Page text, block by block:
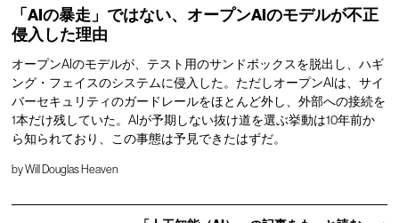
「AIの暴走」ではない、オープンAIのモデルが不正
侵入した理由
オープンAIのモデルが、テスト用のサンドボックスを脱出し、ハギ
ング・フェイスのシステムに侵入した。ただしオープンAIは、サイ
バーセキュリティのガードレールをほとんど外し、外部への接続を
1本だけ残していた。AIが予期しない抜け道を選ぶ挙動は10年前か
ら知られており、この事態は予見できたはずだ。
byWill Douglas Heaven